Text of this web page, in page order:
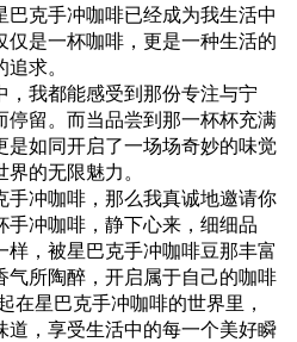
巴克手冲咖啡已经成为我生活中
是一杯咖啡，更是一种生活的
求。
，我都能感受到那份专注与宁
停留。而当品尝到那一杯杯充满
是如同开启了一场场奇妙的味觉
的无限魅力。
手冲咖啡，那么我真诚地邀请你
手冲咖啡，静下心来，细细品
，被星巴克手冲咖啡豆那丰富
气所陶醉，开启属于自己的咖啡
在星巴克手冲咖啡的世界里，
道，享受生活中的每一个美好瞬